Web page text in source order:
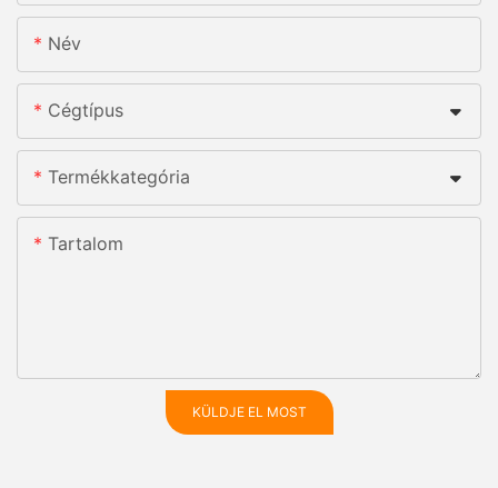
Név
Cégtípus
Termékkategória
Tartalom
KÜLDJE EL MOST